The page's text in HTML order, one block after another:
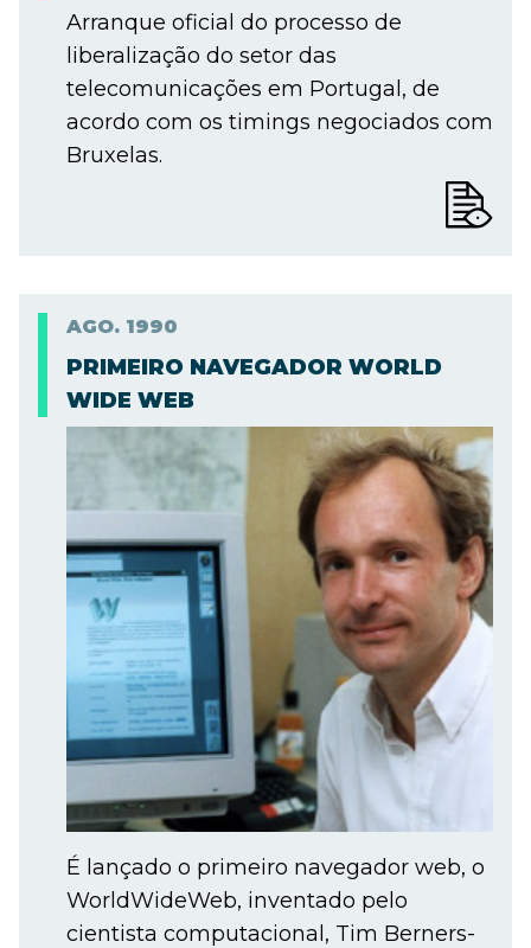
Arranque oficial do processo de
liberalização do setor das
telecomunicações em Portugal, de
acordo com os timings negociados com
Bruxelas.
AGO. 1990
PRIMEIRO NAVEGADOR WORLD
WIDE WEB
É lançado o primeiro navegador web, o
WorldWideWeb, inventado pelo
cientista computacional, Tim Berners-